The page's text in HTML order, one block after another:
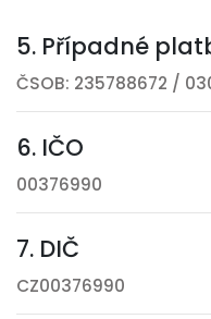
5. Případné
ČSOB: 235788672 /
6. IČO
00376990
7. DIČ
CZ00376990